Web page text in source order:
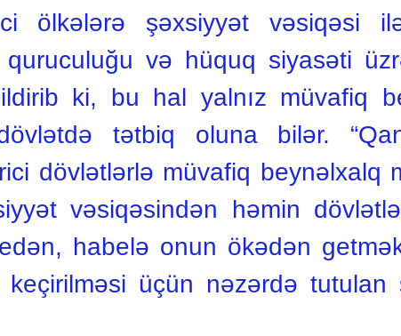
ölkələrə şəxsiyyət vəsiqəsi
və hüquq siyasəti
ki, bu hal yalnız müvafiq
tətbiq oluna bilər.
dövlətlərlə müvafiq beynəlxalq
vəsiqəsindən həmin
habelə onun ökədən
keçirilməsi üçün nəzərdə tutulan